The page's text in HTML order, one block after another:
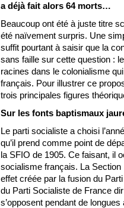
a déjà fait alors 64 morts…
Beaucoup ont été à juste titre
été naïvement surpris. Une
suffit pourtant à saisir que la
sans faille sur cette question :
racines dans le colonialisme
français. Pour illustrer ce
trois principales figures
Sur les fonts baptismaux
Le parti socialiste a choisi
qu’il prend comme point de
la SFIO de 1905. Ce faisant, il
socialisme français. La Section
effet créée par la fusion du
du Parti Socialiste de France
s’opposent pendant de